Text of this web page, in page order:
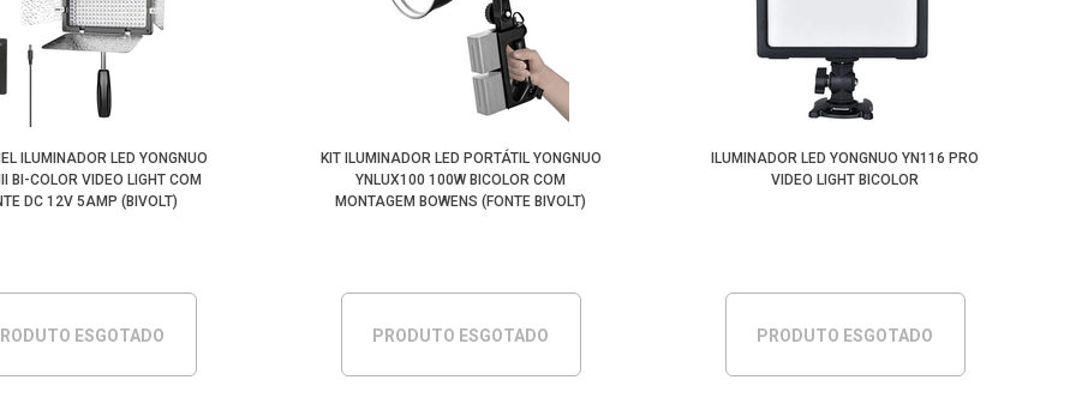
ILUMINADOR LED YONGNUO
BI-COLOR VIDEO LIGHT COM
DC 12V 5AMP (BIVOLT)
ESGOTADO
KIT ILUMINADOR LED PORTÁTIL YONGNUO
YNLUX100 100W BICOLOR COM
MONTAGEM BOWENS (FONTE BIVOLT)
PRODUTO ESGOTADO
ILUMINADOR LED YONGNUO YN116 PRO
VIDEO LIGHT BICOLOR
PRODUTO ESGOTADO